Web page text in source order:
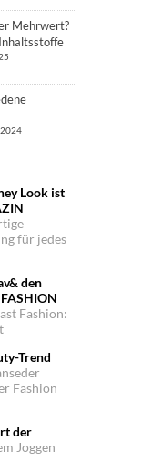
Mehrwert?
Look ist
für jedes
den
Fashion:
Trend
Fashion
der
Joggen